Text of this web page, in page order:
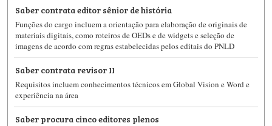
Saber contrata editor sênior de história
Funções do cargo incluem a orientação para elaboração de originais de
materiais digitais, como roteiros de OEDs e de widgets e seleção de
imagens de acordo com regras estabelecidas pelos editais do PNLD
Saber contrata revisor II
Requisitos incluem conhecimentos técnicos em Global Vision e Word e
experiência na área
Saber procura cinco editores plenos